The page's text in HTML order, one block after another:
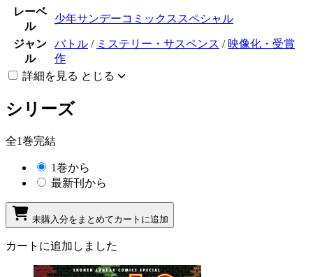
レーベ
ル
少年サンデーコミックススペシャル
ジャン
ル
バトル / ミステリー・サスペンス / 映像化・受賞
作
詳細を見る とじる
シリーズ
全1巻完結
1巻から
最新刊から
未購入分をまとめてカートに追加
カートに追加しました